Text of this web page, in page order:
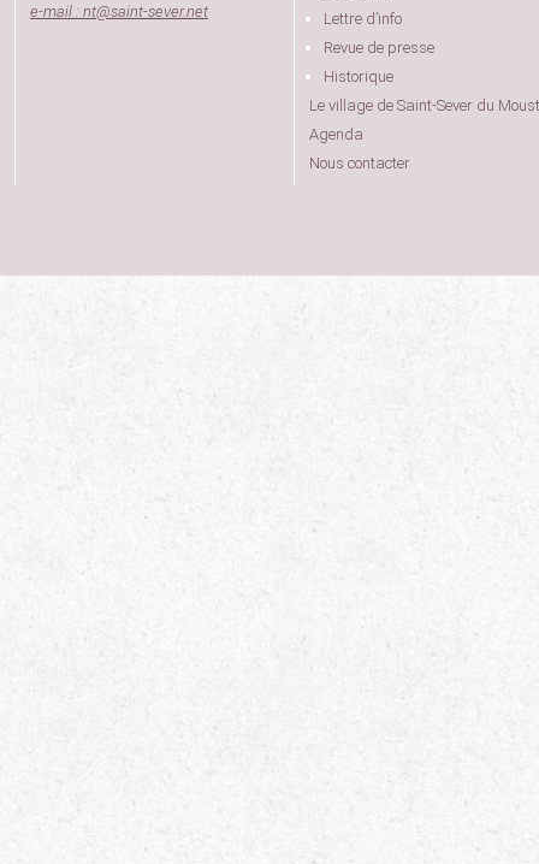
e-mail : nt@saint-sever.net
Lettre d’info
Revue de presse
Historique
Le village de Saint-Sever du
Agenda
Nous contacter